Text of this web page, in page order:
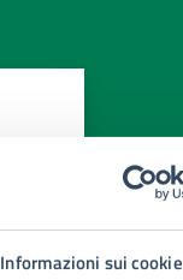
Informazioni sui cookie